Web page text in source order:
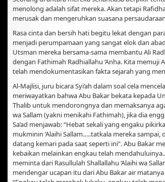
menolong adalah sifat mereka. Akan tetapi
merusak dan mengeruhkan suasana
Rasa cinta dan bersih hati begitu lekat dengan
menjadi perumpamaan yang sangat elok dan
Utsman mereka bersama-sama membantu Ali
dengan Fathimah Radhiallahu ‘Anha. Kita memuji
telah mendokumentasikan fakta sejarah yang
Al-Majlisi, juru bicara Syi’ah dalam soal cela
meriwayatkan bahwa Abu Bakar bekata kepada
Thalib untuk mendorongnya dan memaksanya
wa Sallam (yakni menikahi Fathimah), jika dia
Sa’ad menjawab: “Hebat sekali yang engaku
mukminin ‘Alaihi Sallam…..tatkala mereka
datang kemari pada saat seperti ini”. Abu Bakar
kebaikan melainkan engkau telah
meminta dari Rasullulah Shallallahu ‘Alaihi wa
mendengar ucapan itu dari Abu Bakar air